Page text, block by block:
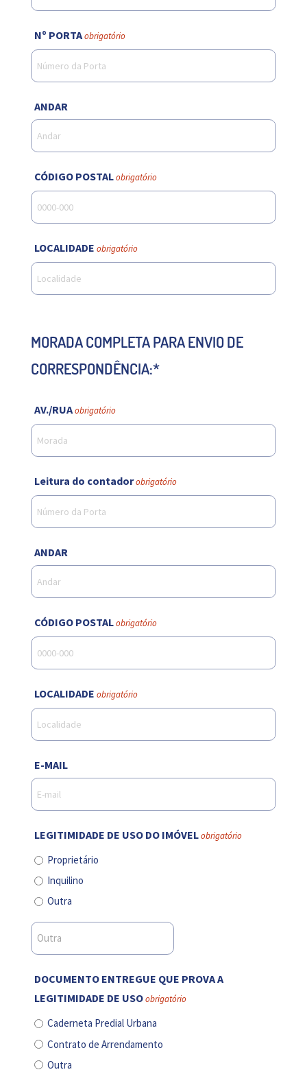
Nº PORTAobrigatório
ANDAR
CÓDIGO POSTALobrigatório
LOCALIDADE obrigatório
MORADA COMPLETA PARA ENVIO DE
CORRESPONDÊNCIA:*
AV./RUAobrigatório
Leitura do contadorobrigatório
ANDAR
CÓDIGO POSTALobrigatório
LOCALIDADE obrigatório
E-MAIL
LEGITIMIDADE DE USO DO IMÓVELobrigatório
Proprietário
Inquilino
Outra
DOCUMENTO ENTREGUE QUE PROVA A
LEGITIMIDADE DE USOobrigatório
Caderneta Predial Urbana
Contrato de Arrendamento
Outra